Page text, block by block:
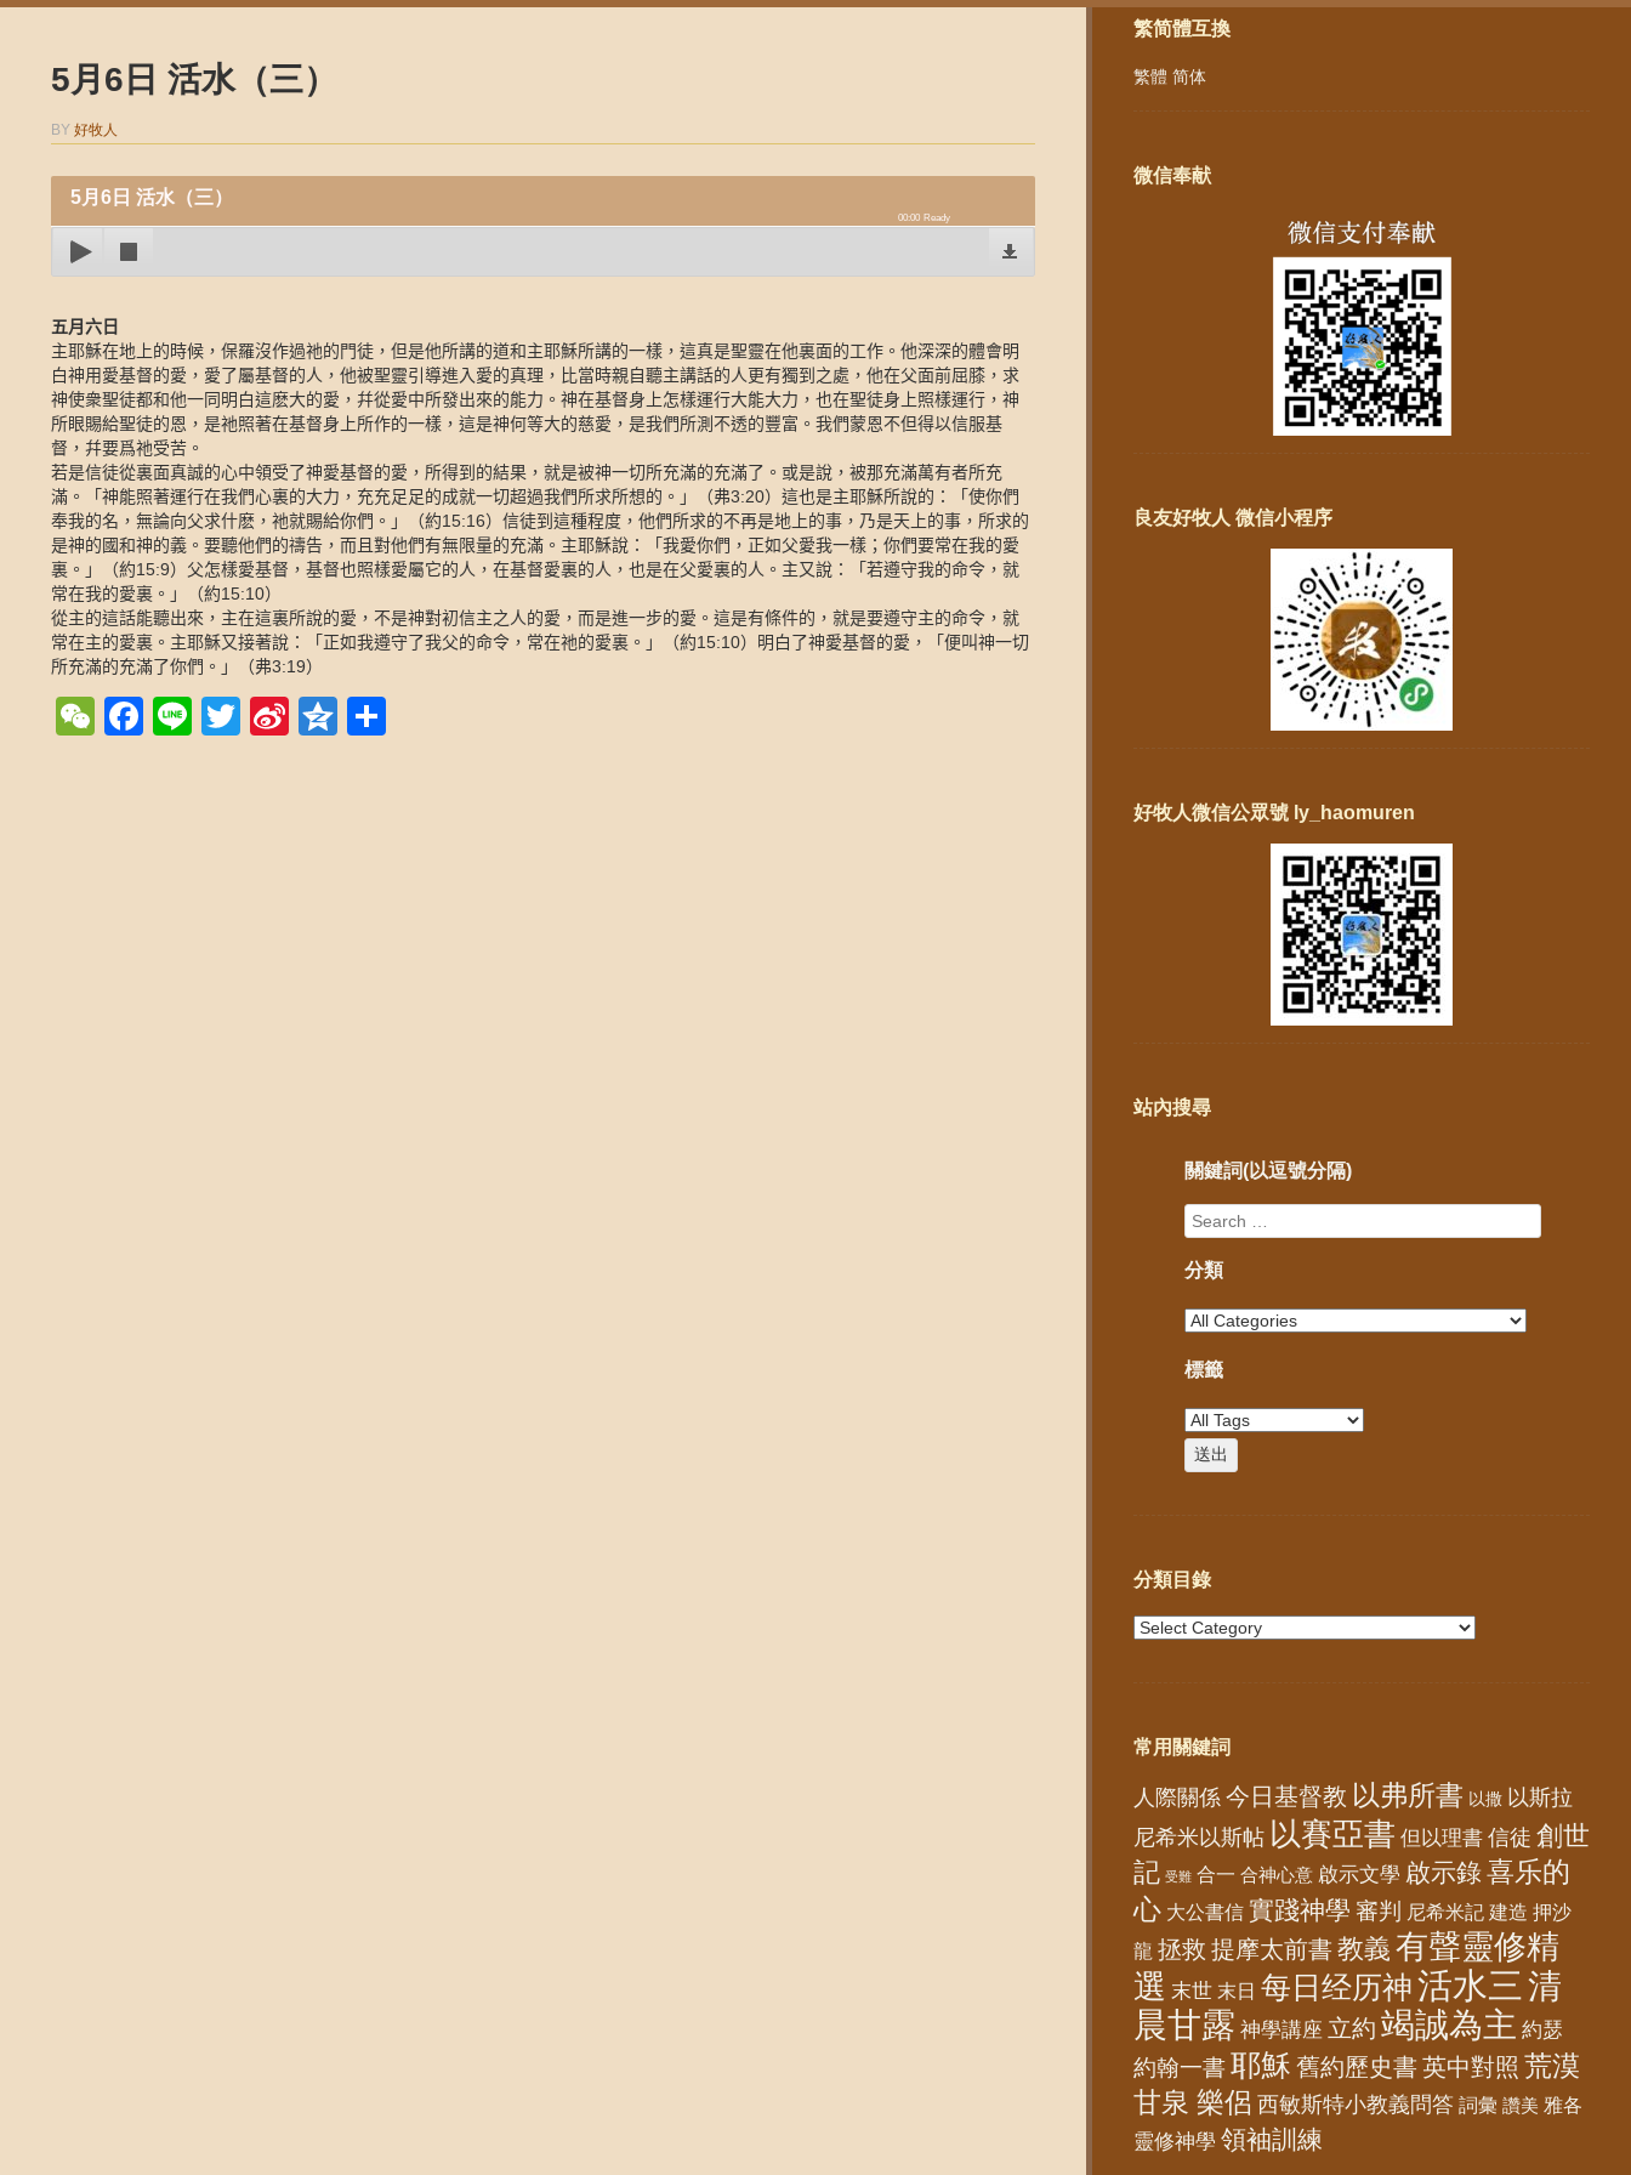
5月6日 活水（三）
BY 好牧人
5月6日 活水（三）
00:00 Ready
五月六日
主耶穌在地上的時候，保羅沒作過祂的門徒，但是他所講的道和主耶穌所講的一樣，這真是聖靈在他裏面的工作。他深深的體會明
白神用愛基督的愛，愛了屬基督的人，他被聖靈引導進入愛的真理，比當時親自聽主講話的人更有獨到之處，他在父面前屈膝，求
神使衆聖徒都和他一同明白這麽大的愛，幷從愛中所發出來的能力。神在基督身上怎樣運行大能大力，也在聖徒身上照樣運行，神
所眼賜給聖徒的恩，是祂照著在基督身上所作的一樣，這是神何等大的慈愛，是我們所測不透的豐富。我們蒙恩不但得以信服基
督，幷要爲祂受苦。
若是信徒從裏面真誠的心中領受了神愛基督的愛，所得到的結果，就是被神一切所充滿的充滿了。或是說，被那充滿萬有者所充
滿。「神能照著運行在我們心裏的大力，充充足足的成就一切超過我們所求所想的。」（弗3:20）這也是主耶穌所說的：「使你們
奉我的名，無論向父求什麽，祂就賜給你們。」（約15:16）信徒到這種程度，他們所求的不再是地上的事，乃是天上的事，所求的
是神的國和神的義。要聽他們的禱告，而且對他們有無限量的充滿。主耶穌說：「我愛你們，正如父愛我一樣；你們要常在我的愛
裏。」（約15:9）父怎樣愛基督，基督也照樣愛屬它的人，在基督愛裏的人，也是在父愛裏的人。主又說：「若遵守我的命令，就
常在我的愛裏。」（約15:10）
從主的這話能聽出來，主在這裏所說的愛，不是神對初信主之人的愛，而是進一步的愛。這是有條件的，就是要遵守主的命令，就
常在主的愛裏。主耶穌又接著說：「正如我遵守了我父的命令，常在祂的愛裏。」（約15:10）明白了神愛基督的愛，「便叫神一切
所充滿的充滿了你們。」（弗3:19）
WeChat
Facebook
LineTwitterSinaQzone
繁简體互換
繁體 简体
微信奉献
良友好牧人 微信小程序
好牧人微信公眾號 ly_haomuren
站內搜尋
關鍵詞(以逗號分隔)
分類
標籤
分類目錄
常用關鍵詞
人際關係 今日基督教 以弗所書 以撒 以斯拉
尼希米以斯帖 以賽亞書 但以理書 信徒 創世
記 受難 合一 合神心意 啟示文學 啟示錄喜乐的
心 大公書信 實踐神學 審判 尼希米記 建造 押沙
龍 拯救 提摩太前書 教義 有聲靈修精
選 末世 末日 每日经历神活水三 清
晨甘露 神學講座 立約 竭誠為主 約瑟
約翰一書耶穌 舊約歷史書 英中對照 荒漠
甘泉 樂侶 西敏斯特小教義問答 詞彙 讚美 雅各
靈修神學 領袖訓練